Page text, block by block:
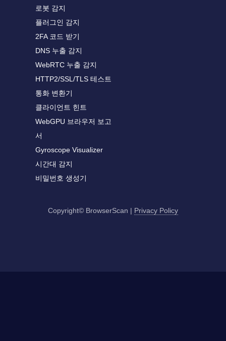
로봇 감지
플러그인 감지
2FA 코드 받기
DNS 누출 감지
WebRTC 누출 감지
HTTP2/SSL/TLS 테스트
통화 변환기
클라이언트 힌트
WebGPU 브라우저 보고
서
Gyroscope Visualizer
시간대 감지
비밀번호 생성기
Copyright© BrowserScan | Privacy Policy